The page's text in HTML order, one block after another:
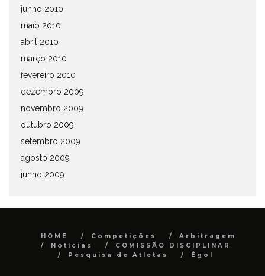
junho 2010
maio 2010
abril 2010
março 2010
fevereiro 2010
dezembro 2009
novembro 2009
outubro 2009
setembro 2009
agosto 2009
junho 2009
HOME Competições
Arbitragem
Notícias
COMISSÃO DISCIPLINAR
Pesquisa de Atletas
Égol